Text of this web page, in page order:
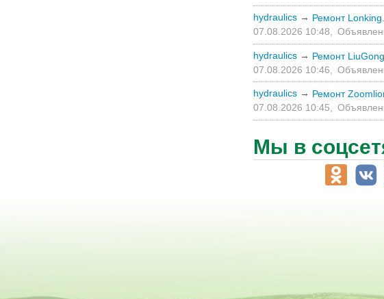
hydraulics → Ремонт Lonking.
07.08.2026 10:48,
hydraulics → Ремонт LiuGong.
07.08.2026 10:46,
hydraulics → Ремонт
07.08.2026 10:45,
Мы в